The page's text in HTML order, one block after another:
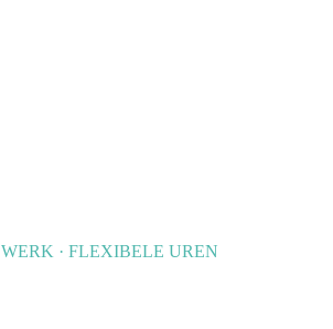
· FLEXIBELE UREN